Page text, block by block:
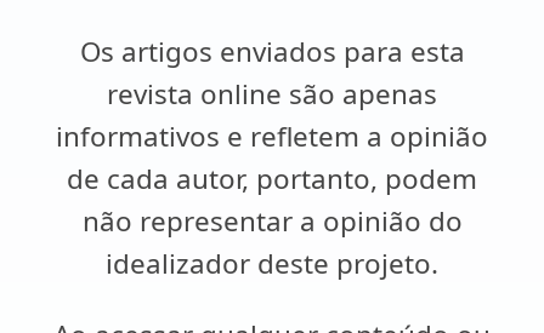
Os artigos enviados para esta
revista online são apenas
informativos e refletem a opinião
de cada autor, portanto, podem
não representar a opinião do
idealizador deste projeto.